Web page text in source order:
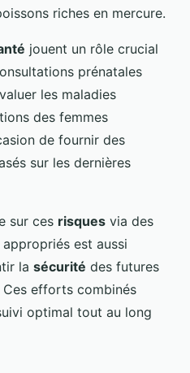
riches en mercure.
jouent un rôle crucial
prénatales
les maladies
des femmes
de fournir des
sur les dernières
sur ces risques via des
est aussi
la sécurité des futures
Ces efforts combinés
optimal tout au long